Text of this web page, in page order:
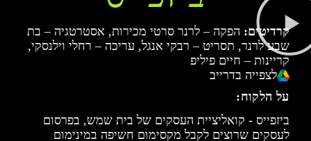
קרדיטים: הפקה – לרנר סרטי מכירות, אסטרטגיה – בת
שבע לרנר, תסריט – רבקי אנגל, עריכה – רחלי וילנסקי,
קריינות – חיים פיליפ
לצפייה בדרייב
על הלקוח:
ביזפייס - קואליציית העסקים של בית שמש, בפרסום
לעסקים שרוצים לקבל מקסימום חשיפה במינימום